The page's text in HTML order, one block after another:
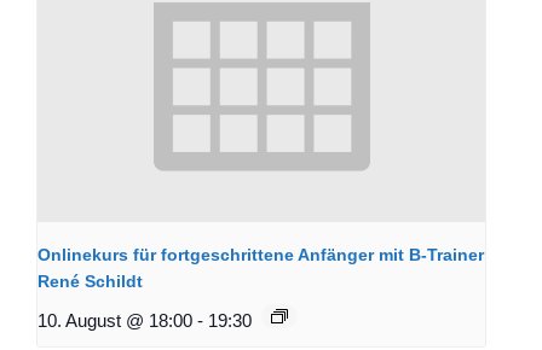
Onlinekurs für fortgeschrittene Anfänger mit B-Trainer
René Schildt
10. August @ 18:00 - 19:30